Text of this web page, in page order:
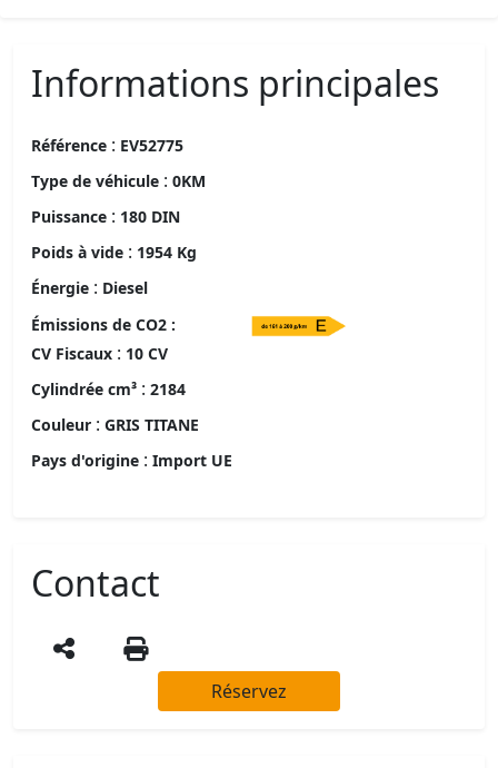
Informations principales
Référence : EV52775
Type de véhicule : 0KM
Puissance : 180 DIN
Poids à vide : 1954 Kg
Énergie : Diesel
Émissions de CO2 :
CV Fiscaux : 10 CV
Cylindrée cm³ : 2184
Couleur : GRIS TITANE
Pays d'origine : Import UE
Contact
Réservez